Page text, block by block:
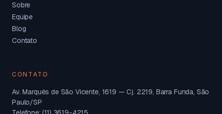
Sobre
Equipe
Blog
Contato
CONTATO
Av. Marquês de São Vicente, 1619 — Cj. 2219, Barra Funda, São
Paulo/SP